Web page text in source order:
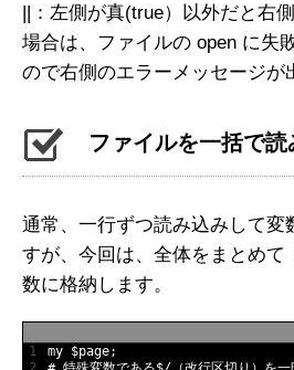
||：左側が真(true）以外だと右
場合は、ファイルの open に失
ので右側のエラーメッセージが
ファイルを一括で読
通常、一行ずつ読み込みして変
すが、今回は、全体をまとめて
数に格納します。
1
my $page;